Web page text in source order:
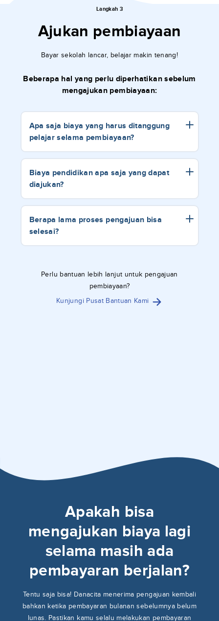
Langkah 3
Ajukan pembiayaan
Bayar sekolah lancar, belajar makin tenang!
Beberapa hal yang perlu diperhatikan sebelum
mengajukan pembiayaan:
Apa saja biaya yang harus ditanggung
pelajar selama pembiayaan?
Biaya pendidikan apa saja yang dapat
diajukan?
Berapa lama proses pengajuan bisa
selesai?
Perlu bantuan lebih lanjut untuk pengajuan
pembiayaan?
Kunjungi Pusat Bantuan Kami
Apakah bisa
mengajukan biaya lagi
selama masih ada
pembayaran berjalan?
Tentu saja bisa! Danacita menerima pengajuan kembali
bahkan ketika pembayaran bulanan sebelumnya belum
lunas. Pastikan kamu selalu melakukan pembayaran